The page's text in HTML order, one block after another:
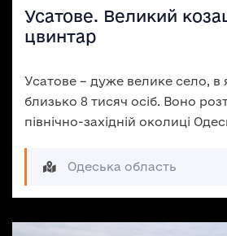
Усатове. Великий
цвинтар
Усатове – дуже велике село,
близько 8 тисяч осіб. Воно
північно-західній околиці
Одеська область